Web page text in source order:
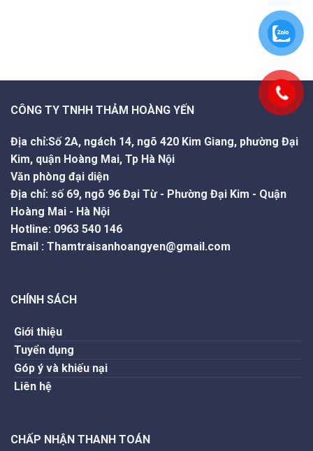
CÔNG TY TNHH THẢM HOÀNG YẾN
Địa chỉ:Số 2A, ngách 14, ngõ 420 Kim Giang, phường Đại
Kim, quận Hoàng Mai, Tp Hà Nội
Văn phòng đại diện
Địa chỉ: số 69, ngõ 96 Đại Từ - Phường Đại Kim - Quận
Hoàng Mai - Hà Nội
Hotline: 0963 540 146
Email : Thamtraisanhoangyen@gmail.com
CHÍNH SÁCH
Giới thiệu
Tuyển dụng
Góp ý và khiếu nại
Liên hệ
CHẤP NHẬN THANH TOÁN